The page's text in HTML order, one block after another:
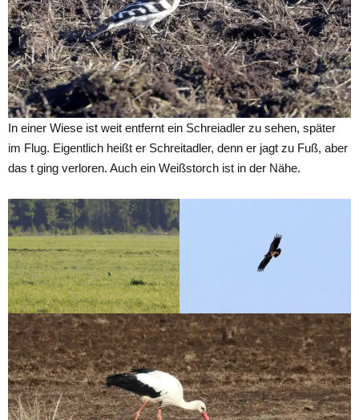
In einer Wiese ist weit entfernt ein Schreiadler zu sehen, später
im Flug. Eigentlich heißt er Schreitadler, denn er jagt zu Fuß, aber
das t ging verloren. Auch ein Weißstorch ist in der Nähe.